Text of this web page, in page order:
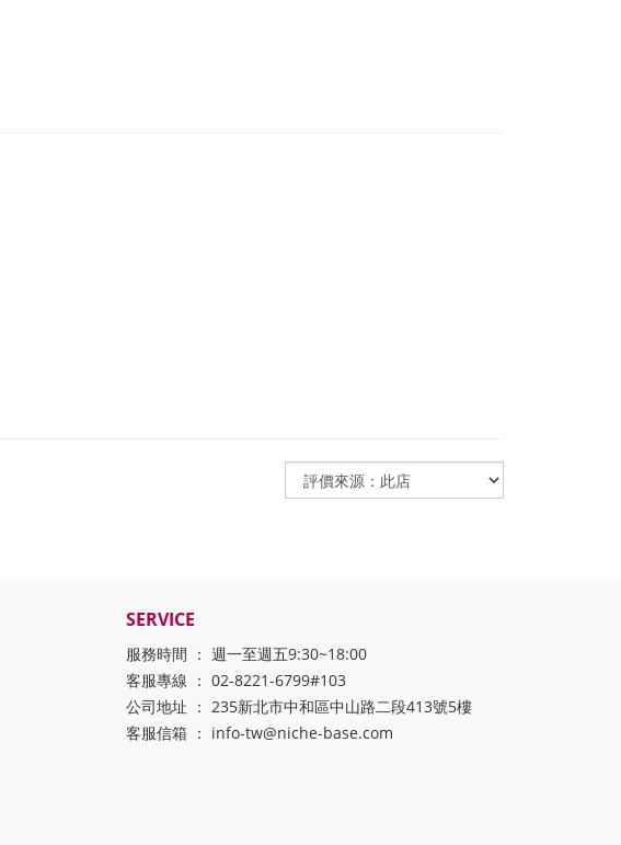
SERVICE
服務時間 ： 週一至週五9:30~18:00
客服專線 ： 02-8221-6799#103
公司地址 ： 235新北市中和區中山路二段413號5樓
客服信箱 ： info-tw@niche-base.com